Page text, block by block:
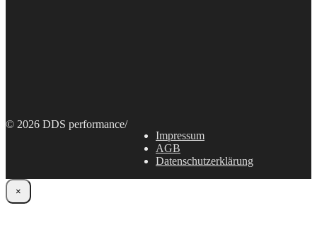
© 2026 DDS performance/
Impressum
AGB
Datenschutzerklärung
×